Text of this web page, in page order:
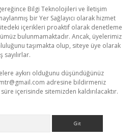
Bilgi Teknolojileri ve İletişim
bir Yer Sağlayıcı olarak hizmet
içerikleri proaktif olarak denetleme
bulunmamaktadır. Ancak, üyelerimiz
taşımakta olup, siteye üye olarak
aykırı olduğunu düşündüğünüz
adresine bildirmeniz
içerisinde sitemizden kaldırılacaktır.